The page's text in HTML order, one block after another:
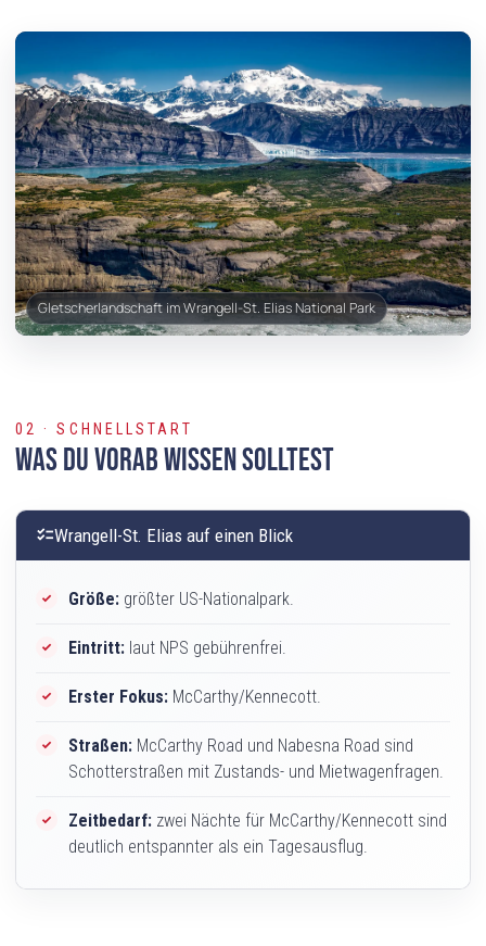
Gletscherlandschaft im Wrangell-St. Elias National Park
02 · SCHNELLSTART
Was Du vorab wissen solltest
checklistWrangell-St. Elias auf einen Blick
Größe: größter US-Nationalpark.
Eintritt: laut NPS gebührenfrei.
Erster Fokus: McCarthy/Kennecott.
Straßen: McCarthy Road und Nabesna Road sind
Schotterstraßen mit Zustands- und Mietwagenfragen.
Zeitbedarf: zwei Nächte für McCarthy/Kennecott sind
deutlich entspannter als ein Tagesausflug.